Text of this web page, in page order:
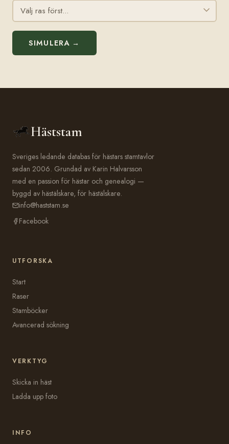
SIMULERA →
Häststam
Sveriges ledande databas för hästars stamtavlor
sedan 2006. Grundad av Karin Halvarsson
med en passion för hästar och genealogi —
byggd av hästälskare, för hästälskare.
info@haststam.se
Facebook
UTFORSKA
Start
Raser
Stamböcker
Avancerad sökning
VERKTYG
Skicka in häst
Ladda upp foto
INFO